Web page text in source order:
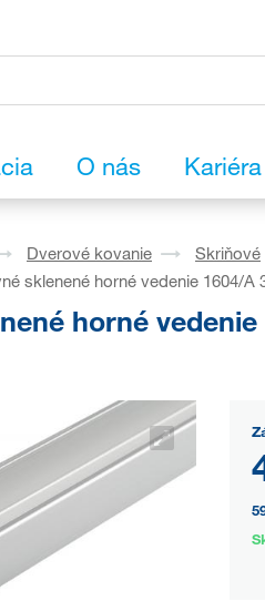
O nás Kariéra
Dverové kovanie Skriňové
sklenené horné vedenie 1604/A
horné